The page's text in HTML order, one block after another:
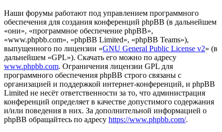
Наши форумы работают под управлением программного
обеспечения для создания конференций phpBB (в дальнейшем
«они», «программное обеспечение phpBB»,
«www.phpbb.com», «phpBB Limited», «phpBB Teams»),
выпущенного по лицензии «GNU General Public License v2» (в
дальнейшем «GPL»). Скачать его можно по адресу
www.phpbb.com. Ограничения лицензии GPL для
программного обеспечения phpBB строго связаны с
организацией и поддержкой интернет-конференций, и phpBB
Limited не несёт ответственности за то, что администрация
конференций определяет в качестве допустимого содержания
и/или поведения в них. За дополнительной информацией о
phpBB обращайтесь по адресу https://www.phpbb.com/.